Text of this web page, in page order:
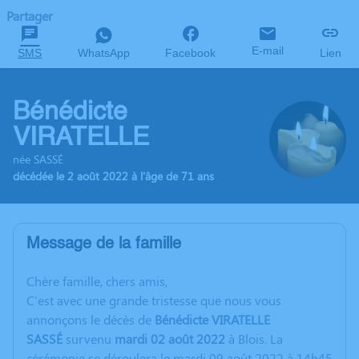
Partager
SMS WhatsApp Facebook E-mail Lien
Bénédicte
VIRATELLE
née SASSÉ
décédée le 2 août 2022 à l'âge de 71 ans
Message de la famille
Chère famille, chers amis,
C'est avec une grande tristesse que nous vous
annonçons le décès de Bénédicte VIRATELLE
SASSÉ survenu mardi 02 août 2022 à Blois. La